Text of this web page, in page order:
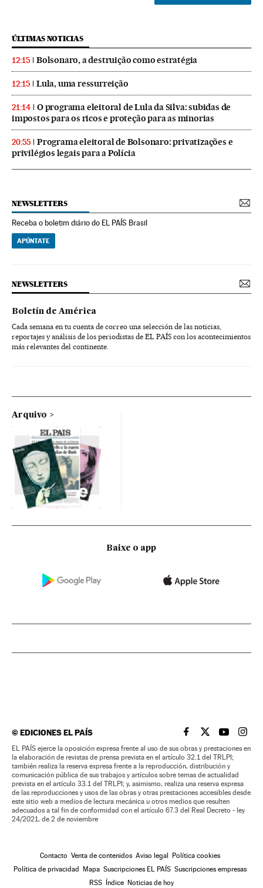
ÚLTIMAS NOTICIAS
12:15 Bolsonaro, a destruição como estratégia
12:15 Lula, uma ressurreição
21:14
O programa eleitoral de Lula da Silva: subidas de
impostos para os ricos e proteção para as minorias
20:55
Programa eleitoral de Bolsonaro: privatizações e
privilégios legais para a Polícia
NEWSLETTERS
Receba o boletim diário do EL PAÍS Brasil
APÚNTATE
NEWSLETTERS
Boletín de América
Cada semana en tu cuenta de correo una selección de las noticias,
reportajes y análisis de los periodistas de EL PAÍS con los acontecimientos
más relevantes del continente.
Arquivo
Baixe o app
©EDICIONES EL PAÍS EL PAÍS BRASIL EN
EL PAÍSEL PAÍS
EL
EL PAÍS ejerce la oposición expresa frente al uso de sus obras y prestaciones en
la elaboración de revistas de prensa prevista en el artículo 32.1 del TRLPI;
también realiza la reserva expresa frente a la reproducción, distribución y
comunicación pública de sus trabajos y artículos sobre temas de actualidad
prevista en el artículo 33.1 del TRLPI; y, asimismo, realiza una reserva expresa
de las reproducciones y usos de las obras y otras prestaciones accesibles desde
este sitio web a medios de lectura mecánica u otros medios que resulten
adecuados a tal fin de conformidad con el artículo 67.3 del Real Decreto - ley
24/2021, de 2 de noviembre
Contacto Venta de contenidos Aviso legal
Política cookies
Política de privacidad
Mapa Suscripciones EL PAÍS Suscripciones empresas
RSS
Índice Noticias de hoy